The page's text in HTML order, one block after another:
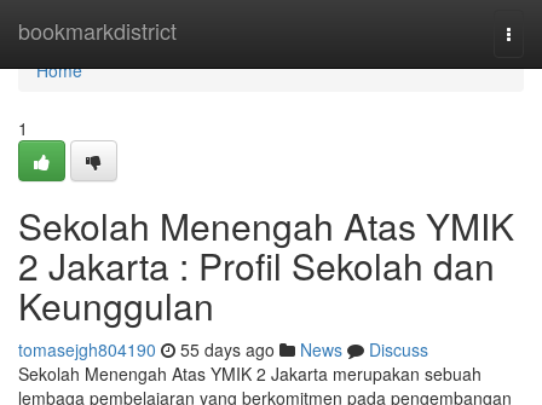
bookmarkdistrict
Home
Home
1
Sekolah Menengah Atas YMIK
2 Jakarta : Profil Sekolah dan
Keunggulan
tomasejgh804190 55 days ago News
Discuss
Sekolah Menengah Atas YMIK 2 Jakarta merupakan sebuah
lembaga pembelajaran yang berkomitmen pada pengembangan